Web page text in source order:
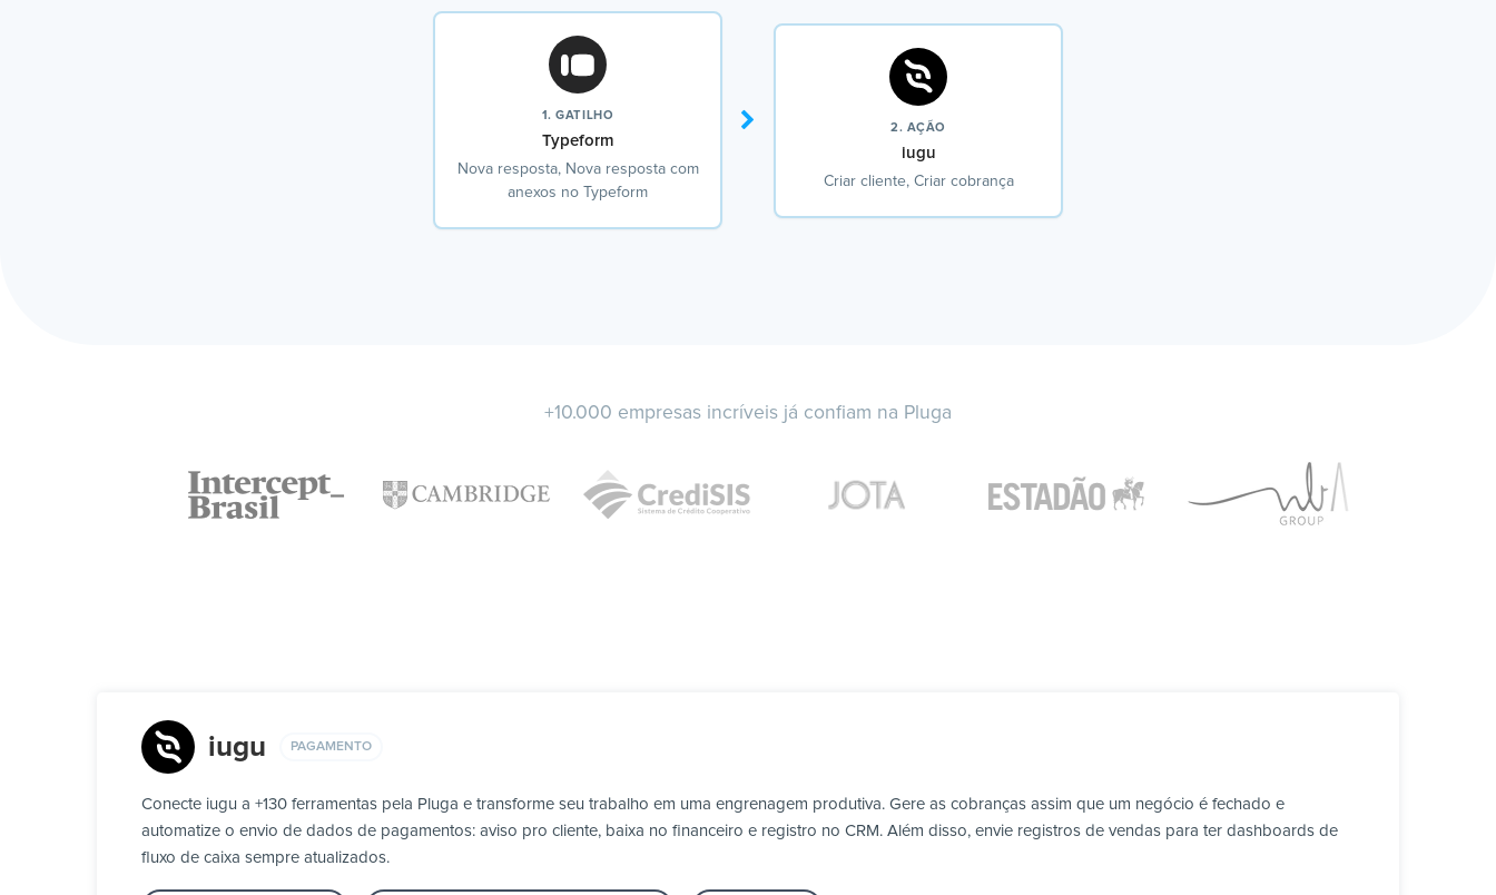
1. GATILHO
Typeform
Nova resposta, Nova resposta com
anexos no Typeform
2. AÇÃO
iugu
Criar cliente, Criar cobrança
+10.000 empresas incríveis já confiam na Pluga
iugu PAGAMENTO
Conecte iugu a +130 ferramentas pela Pluga e transforme seu trabalho em uma engrenagem produtiva. Gere as cobranças assim que um negócio é fechado e
automatize o envio de dados de pagamentos: aviso pro cliente, baixa no financeiro e registro no CRM. Além disso, envie registros de vendas para ter dashboards de
fluxo de caixa sempre atualizados.